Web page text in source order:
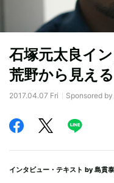
石塚元太良イ
荒野から見え
2017.04.07 Fri Sponsored by
インタビュー・テキスト by 島貫